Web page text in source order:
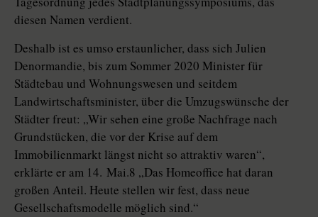
diesen Namen verdient.
Deshalb ist es umso erstaunlicher, dass sich Julien
Denormandie, bis zum Sommer 2020 Minister für
Städtebau und Wohnungswesen und seitdem
Landwirtschaftsminister, über die Umzugswünsche der
Städter freut: „Wir sehen eine große Nachfrage nach
Grundstücken, die vor der Krise auf dem
Immobilienmarkt längst nicht so attraktiv waren“,
erklärte er am 14. Mai.8 „Das Homeoffice hat daran
großen ­Anteil. Heute stellen wir fest, dass neue
Gesellschaftsmodelle möglich sind.“